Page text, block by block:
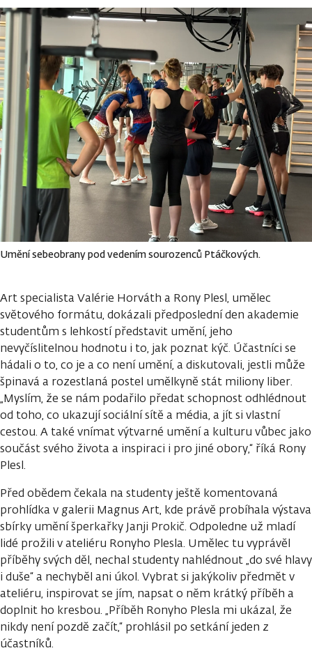
Umění sebeobrany pod vedením sourozenců Ptáčkových.
Art specialista Valérie Horváth a Rony Plesl, umělec
světového formátu, dokázali předposlední den akademie
studentům s lehkostí představit umění, jeho
nevyčíslitelnou hodnotu i to, jak poznat kýč. Účastníci se
hádali o to, co je a co není umění, a diskutovali, jestli může
špinavá a rozestlaná postel umělkyně stát miliony liber.
„Myslím, že se nám podařilo předat schopnost odhlédnout
od toho, co ukazují sociální sítě a média, a jít si vlastní
cestou. A také vnímat výtvarné umění a kulturu vůbec jako
součást svého života a inspiraci i pro jiné obory,“ říká Rony
Plesl.
Před obědem čekala na studenty ještě komentovaná
prohlídka v galerii Magnus Art, kde právě probíhala výstava
sbírky umění šperkařky Janji Prokič. Odpoledne už mladí
lidé prožili v ateliéru Ronyho Plesla. Umělec tu vyprávěl
příběhy svých děl, nechal studenty nahlédnout „do své hlavy
i duše“ a nechyběl ani úkol. Vybrat si jakýkoliv předmět v
ateliéru, inspirovat se jím, napsat o něm krátký příběh a
doplnit ho kresbou. „Příběh Ronyho Plesla mi ukázal, že
nikdy není pozdě začít,“ prohlásil po setkání jeden z
účastníků.